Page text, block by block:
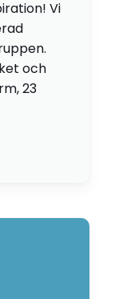
Vi
och
23